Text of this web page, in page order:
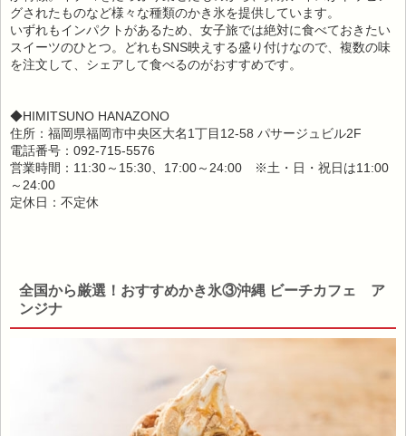
グされたものなど様々な種類のかき氷を提供しています。
いずれもインパクトがあるため、女子旅では絶対に食べておきたい
スイーツのひとつ。どれもSNS映えする盛り付けなので、複数の味
を注文して、シェアして食べるのがおすすめです。
◆HIMITSUNO HANAZONO
住所：福岡県福岡市中央区大名1丁目12-58 パサージュビル2F
電話番号：092-715-5576
営業時間：11:30～15:30、17:00～24:00 ※土・日・祝日は11:00
～24:00
定休日：不定休
全国から厳選！おすすめかき氷③沖縄 ビーチカフェ ア
ンジナ